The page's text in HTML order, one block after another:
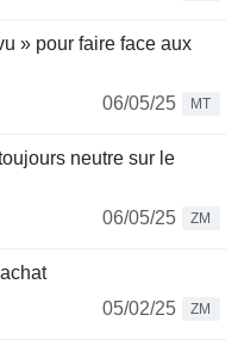
» pour faire face aux
06/05/25
MT
neutre sur le
06/05/25
ZM
05/02/25
ZM